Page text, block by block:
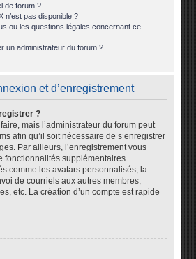
de forum ?
n’est pas disponible ?
ou les questions légales concernant ce
un administrateur du forum ?
et d’enregistrement
?
mais l’administrateur du forum peut
afin qu’il soit nécessaire de s’enregistrer
Par ailleurs, l’enregistrement vous
fonctionnalités supplémentaires
comme les avatars personnalisés, la
de courriels aux autres membres,
etc. La création d’un compte est rapide